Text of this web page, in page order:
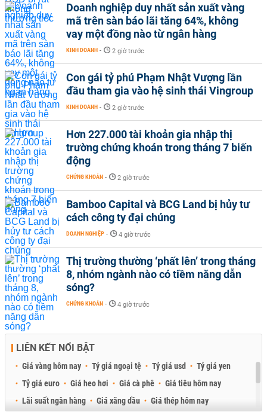
Doanh nghiệp duy nhất sản xuất vàng
mã trên sàn báo lãi tăng 64%, không
vay một đồng nào từ ngân hàng
KINH DOANH - 2 giờ trước
Con gái tỷ phú Phạm Nhật Vượng lần
đầu tham gia vào hệ sinh thái Vingroup
KINH DOANH - 2 giờ trước
Hơn 227.000 tài khoản gia nhập thị
trường chứng khoán trong tháng 7 biến
động
CHỨNG KHOÁN - 2 giờ trước
Bamboo Capital và BCG Land bị hủy tư
cách công ty đại chúng
DOANH NGHIỆP - 4 giờ trước
Thị trường thường ‘phất lên’ trong tháng
8, nhóm ngành nào có tiềm năng dẫn
sóng?
CHỨNG KHOÁN - 4 giờ trước
LIÊN KẾT NỔI BẬT
Giá vàng hôm nay Tỷ giá ngoại tệ Tỷ giá usd
Tỷ giá yen
Tỷ giá euro
Giá heo hơi Giá cà phê
Giá tiêu hôm nay
Lãi suất ngân hàng
Giá xăng dầu Giá thép hôm nay